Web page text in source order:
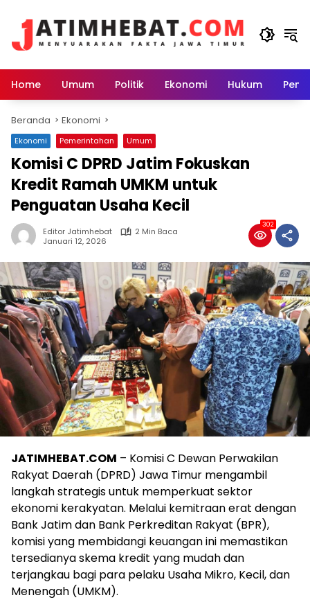
Home Umum Politik Ekonomi Hukum
Beranda Ekonomi
Ekonomi Pemerintahan Umum
Komisi C DPRD Jatim Fokuskan
Kredit Ramah UMKM untuk
Penguatan Usaha Kecil
Editor Jatimhebat
2 Min Baca
Januari 12, 2026
302
JATIMHEBAT.COM – Komisi C Dewan Perwakilan
Rakyat Daerah (DPRD) Jawa Timur mengambil
langkah strategis untuk memperkuat sektor
ekonomi kerakyatan. Melalui kemitraan erat dengan
Bank Jatim dan Bank Perkreditan Rakyat (BPR),
komisi yang membidangi keuangan ini memastikan
tersedianya skema kredit yang mudah dan
terjangkau bagi para pelaku Usaha Mikro, Kecil, dan
Menengah (UMKM).